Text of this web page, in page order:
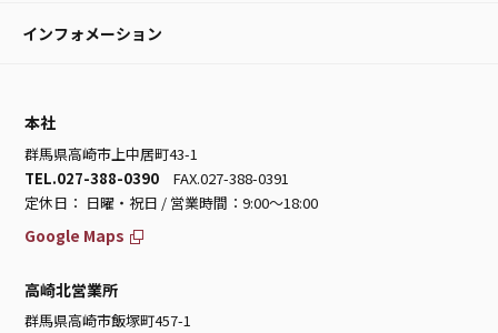
インフォメーション
本社
群馬県高崎市上中居町43-1
TEL.027-388-0390 FAX.027-388-0391
定休日： 日曜・祝日 / 営業時間：9:00～18:00
Google Maps
高崎北営業所
群馬県高崎市飯塚町457-1